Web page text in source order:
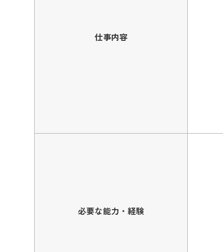
仕事内容
必要な能力・経験